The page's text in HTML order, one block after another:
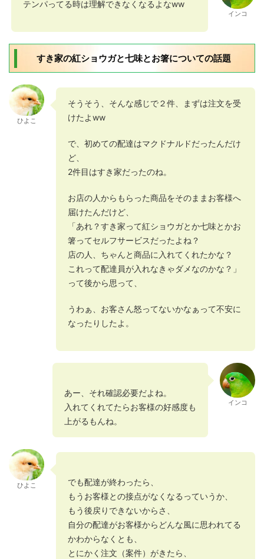
テンパってる時は理解できなくなるよなww
インコ
すき家の紅ショウガと七味とお箸についての話題
ひよこ
そうそう、そんな感じで２件、まずは注文を受
けたよww
で、初めての配達はマクドナルドだったんだけ
ど、
2件目はすき家だったのね。
お店の人からもらった商品をそのままお客様へ
届けたんだけど、
「あれ？すき家って紅ショウガとか七味とかお
箸ってセルフサービスだったよね？
店の人、ちゃんと商品に入れてくれたかな？
これって配達員が入れなきゃダメなのかな？」
って後から思って、
うわぁ、お客さん怒ってないかなぁって不安に
なったりしたよ。
あー、それ確認必要だよね。
入れてくれてたらお客様の好感度も
上がるもんね。
インコ
ひよこ
でも配達が終わったら、
もうお客様との接点がなくなるっていうか、
もう後戻りできないからさ、
自分の配達がお客様からどんな風に思われてる
かわからなくとも、
とにかく注文（案件）がきたら、